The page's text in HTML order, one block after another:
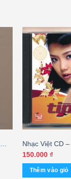
Nhạc Việt CD
150.000 ₫
Thêm vào giỏ